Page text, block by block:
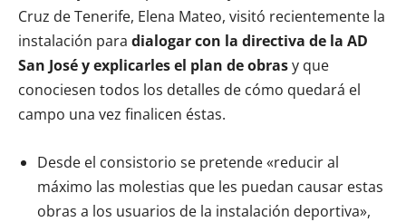
Cruz de Tenerife, Elena Mateo, visitó recientemente la
instalación para dialogar con la directiva de la AD
San José yexplicarles el plan de obrasy que
conociesen todos los detalles de cómo quedará el
campo una vez finalicen éstas.
Desde el consistorio se pretende «reducir al
máximo las molestias que les puedan causar estas
obras a los usuarios de la instalación deportiva»,